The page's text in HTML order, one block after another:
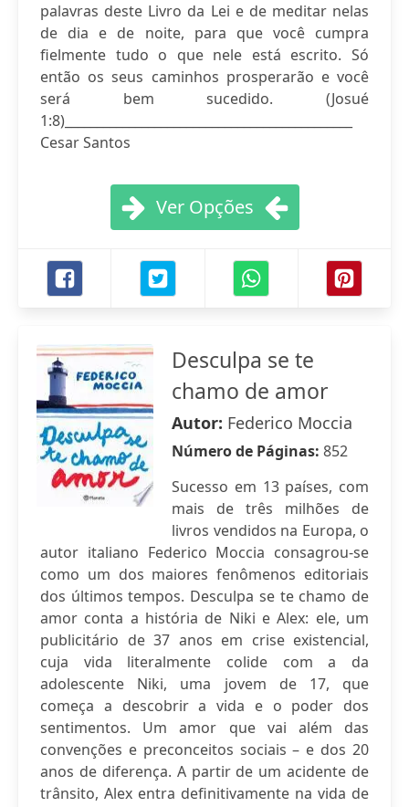
palavras deste Livro da Lei e de meditar nelas
de dia e de noite, para que você cumpra
fielmente tudo o que nele está escrito. Só
então os seus caminhos prosperarão e você
será bem sucedido. (Josué
1:8)_____________________________________________
Cesar Santos
Ver Opções
Desculpa se te
chamo de amor
Autor: Federico Moccia
Número de Páginas: 852
Sucesso em 13 países, com
mais de três milhões de
livros vendidos na Europa, o
autor italiano Federico Moccia consagrou-se
como um dos maiores fenômenos editoriais
dos últimos tempos. Desculpa se te chamo de
amor conta a história de Niki e Alex: ele, um
publicitário de 37 anos em crise existencial,
cuja vida literalmente colide com a da
adolescente Niki, uma jovem de 17, que
começa a descobrir a vida e o poder dos
sentimentos. Um amor que vai além das
convenções e preconceitos sociais – e dos 20
anos de diferença. A partir de um acidente de
trânsito, Alex entra definitivamente na vida de